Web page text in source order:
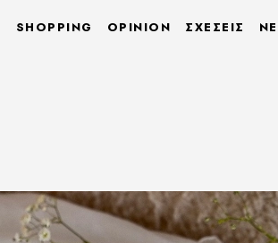
SHOPPING OPINION ΣΧΕΣΕΙΣ